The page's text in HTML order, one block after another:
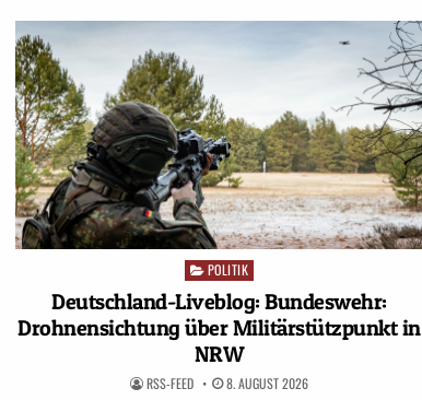
Posted
in
POLITIK
Deutschland-Liveblog: Bundeswehr:
Drohnensichtung über Militärstützpunkt in
NRW
RSS-FEED 8. AUGUST 2026